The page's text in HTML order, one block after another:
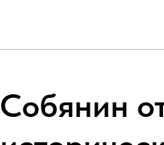
Собянин